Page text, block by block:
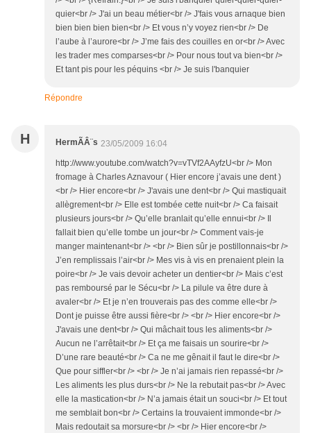
quier<br /> J'ai un beau métier<br /> J'fais vous arnaque bien
bien bien bien bien<br /> Et vous n’y voyez rien<br /> De
l’aube à l’aurore<br /> J’me fais des couilles en or<br /> Avec
les trader mes comparses<br /> Pour nous tout va bien<br />
Et tant pis pour les péquins <br /> Je suis l'banquier
Répondre
H HermÃÂ¨s 23/05/2009 16:04
http://www.youtube.com/watch?v=vTVf2AAyfzU<br /> Mon
fromage à Charles Aznavour ( Hier encore j’avais une dent )
<br /> Hier encore<br /> J'avais une dent<br /> Qui mastiquait
allègrement<br /> Elle est tombée cette nuit<br /> Ca faisait
plusieurs jours<br /> Qu’elle branlait qu’elle ennui<br /> Il
fallait bien qu’elle tombe un jour<br /> Comment vais-je
manger maintenant<br /> <br /> Bien sûr je postillonnais<br />
J’en remplissais l’air<br /> Mes vis à vis en prenaient plein la
poire<br /> Je vais devoir acheter un dentier<br /> Mais c’est
pas remboursé par le Sécu<br /> La pilule va être dure à
avaler<br /> Et je n’en trouverais pas des comme elle<br />
Dont je puisse être aussi fière<br /> <br /> Hier encore<br />
J'avais une dent<br /> Qui mâchait tous les aliments<br />
Aucun ne l’arrêtait<br /> Et ça me faisais un sourire<br />
D’une rare beauté<br /> Ca ne me gênait il faut le dire<br />
Que pour siffler<br /> <br /> Je n’ai jamais rien repassé<br />
Les aliments les plus durs<br /> Ne la rebutait pas<br /> Avec
elle la mastication<br /> N’a jamais était un souci<br /> Et tout
me semblait bon<br /> Certains la trouvaient immonde<br />
Mais redoutait sa morsure<br /> <br /> Hier encore<br />